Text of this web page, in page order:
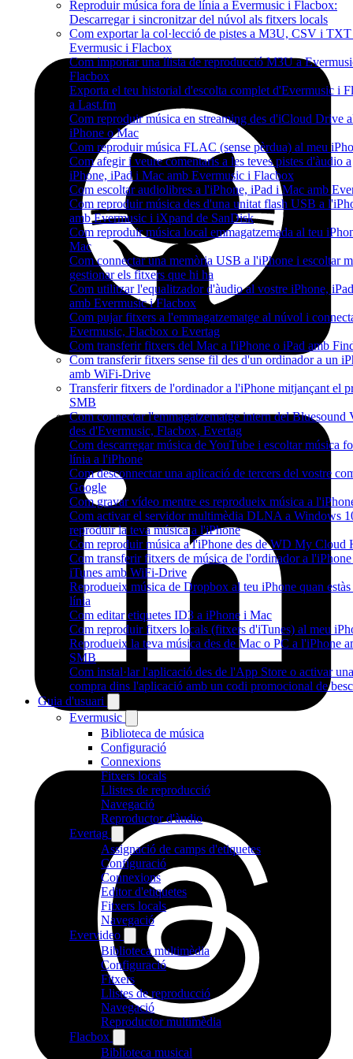
Reproduir música fora de línia a Evermusic i Flacbox:
Descarregar i sincronitzar del núvol als fitxers locals
Com exportar la col·lecció de pistes a M3U, CSV i TXT
Evermusic i Flacbox
Com importar una llista de reproducció M3U a
Flacbox
Exporta el teu historial d'escolta complet d'Evermusic i
a Last.fm
Com reproduir música en streaming des d'iCloud Drive
iPhone o Mac
Com reproduir música FLAC (sense pèrdua) al meu
Com afegir i veure comentaris a les teves pistes d'àudio a
iPhone, iPad i Mac amb Evermusic i Flacbox
Com escoltar audiolibres a l'iPhone, iPad i Mac amb
Com reproduir música des d'una unitat flash USB a
amb Evermusic i iXpand de SanDisk
Com reproduir música local emmagatzemada al teu
Mac
Com connectar una memòria USB a l'iPhone i escoltar
gestionar els fitxers que hi ha
Com utilitzar l'equalitzador d'àudio al vostre iPhone,
amb Evermusic i Flacbox
Com pujar fitxers a l'emmagatzematge al núvol i
Evermusic, Flacbox o Evertag
Com transferir fitxers del Mac a l'iPhone o iPad amb
Com transferir fitxers sense fil des d'un ordinador a un
amb WiFi-Drive
Transferir fitxers de l'ordinador a l'iPhone mitjançant el
SMB
Com connectar l'emmagatzematge intern del
des d'Evermusic, Flacbox, Evertag
Com descarregar música de YouTube i escoltar música
línia a l'iPhone
Com desconnectar una aplicació de tercers del vostre
Google
Com gravar vídeo mentre es reprodueix música a
Com activar el servidor multimèdia DLNA a Windows
reproduir la teva música a l'iPhone
Com reproduir música a l'iPhone des de WD My Cloud
Com transferir fitxers de música de l'ordinador a l'iPhone
iTunes amb WiFi-Drive
Reprodueix música de Dropbox al teu iPhone quan
línia
Com editar etiquetes ID3 a iPhone i Mac
Com reproduir fitxers locals (fitxers d'iTunes) al meu
Reprodueix la teva música des de Mac o PC a l'iPhone
SMB
Com instal·lar l'aplicació des de l'App Store o activar una
compra dins l'aplicació amb un codi promocional de
Guia d'usuari
Evermusic
Biblioteca de música
Configuració
Connexions
Fitxers locals
Llistes de reproducció
Navegació
Reproductor d'àudio
Evertag
Assignació de camps d'etiquetes
Configuració
Connexions
Editor d'etiquetes
Fitxers locals
Navegació
Evervideo
Biblioteca multimèdia
Configuració
Fitxers
Llistes de reproducció
Navegació
Reproductor multimèdia
Flacbox
Biblioteca musical